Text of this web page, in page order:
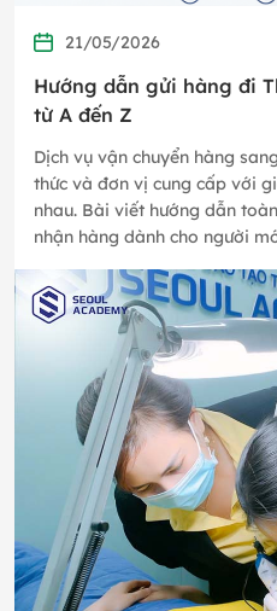
21/05/2026
Hướng dẫn gửi hàng đi
từ A đến Z
Dịch vụ vận chuyển hàng
thức và đơn vị cung cấp với
nhau. Bài viết hướng dẫn
nhận hàng dành cho người